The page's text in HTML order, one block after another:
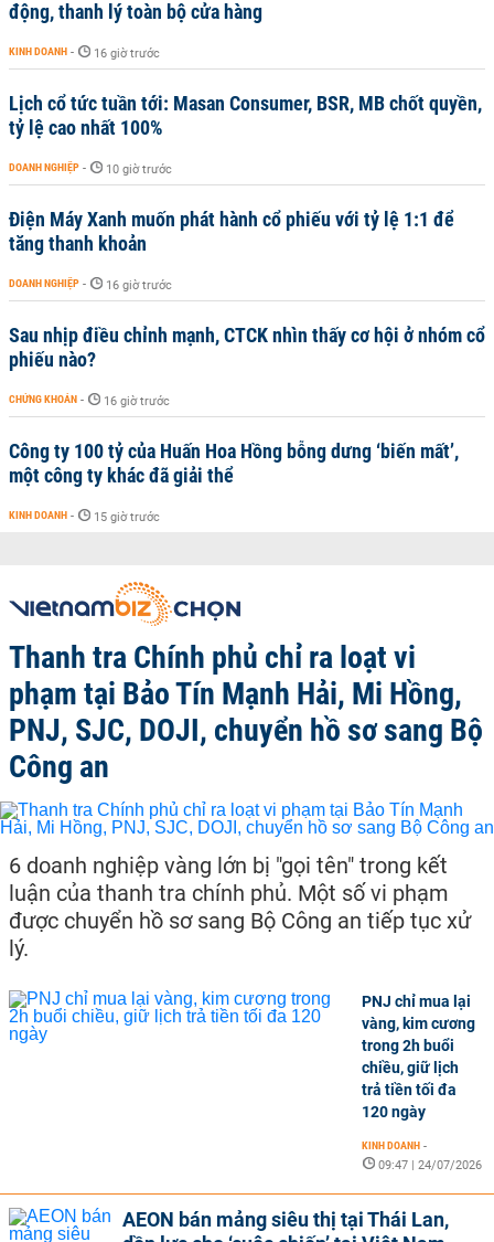
động, thanh lý toàn bộ cửa hàng
KINH DOANH - 16 giờ trước
Lịch cổ tức tuần tới: Masan Consumer, BSR, MB chốt quyền,
tỷ lệ cao nhất 100%
DOANH NGHIỆP - 10 giờ trước
Điện Máy Xanh muốn phát hành cổ phiếu với tỷ lệ 1:1 để
tăng thanh khoản
DOANH NGHIỆP - 16 giờ trước
Sau nhịp điều chỉnh mạnh, CTCK nhìn thấy cơ hội ở nhóm cổ
phiếu nào?
CHỨNG KHOÁN - 16 giờ trước
Công ty 100 tỷ của Huấn Hoa Hồng bỗng dưng ‘biến mất’,
một công ty khác đã giải thể
KINH DOANH - 15 giờ trước
Thanh tra Chính phủ chỉ ra loạt vi
phạm tại Bảo Tín Mạnh Hải, Mi Hồng,
PNJ, SJC, DOJI, chuyển hồ sơ sang Bộ
Công an
6 doanh nghiệp vàng lớn bị "gọi tên" trong kết
luận của thanh tra chính phủ. Một số vi phạm
được chuyển hồ sơ sang Bộ Công an tiếp tục xử
lý.
PNJ chỉ mua lại
vàng, kim cương
trong 2h buổi
chiều, giữ lịch
trả tiền tối đa
120 ngày
KINH DOANH -
09:47 | 24/07/2026
AEON bán mảng siêu thị tại Thái Lan,